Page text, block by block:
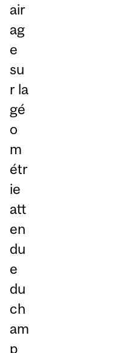
air
ag
e
su
r la
gé
o
m
étr
ie
att
en
du
e
du
ch
am
p